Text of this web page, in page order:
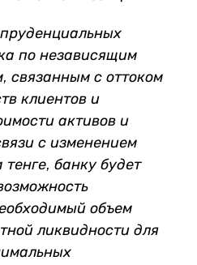
по независящим
связанным с оттоком
клиентов и
активов и
с изменением
тенге, банку будет
объем
ликвидности для